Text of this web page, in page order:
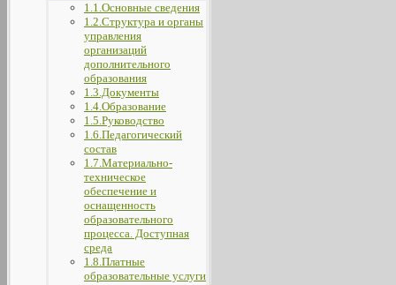
1.1.Основные сведения
1.2.Структура и органы
управления
организаций
дополнительного
образования
1.3.Документы
1.4.Образование
1.5.Руководство
1.6.Педагогический
состав
1.7.Материально-
техническое
обеспечение и
оснащенность
образовательного
процесса. Доступная
среда
1.8.Платные
образовательные услуги